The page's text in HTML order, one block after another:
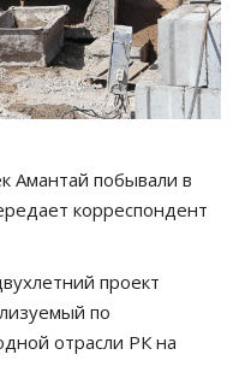
Амантай побывали в
корреспондент
проект
по
отрасли РК на